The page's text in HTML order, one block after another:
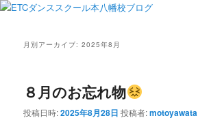
月別アーカイブ:2025年8月
８月のお忘れ物
投稿日時:2025年8月28日 投稿者:motoyawata